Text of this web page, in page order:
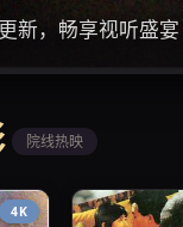
迷路
院线热映
4K